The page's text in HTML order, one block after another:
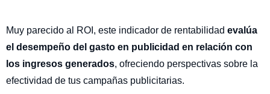
Muy parecido al ROI, este indicador de rentabilidad evalúa
el desempeño del gasto en publicidad en relación con
los ingresos generados, ofreciendo perspectivas sobre la
efectividad de tus campañas publicitarias.